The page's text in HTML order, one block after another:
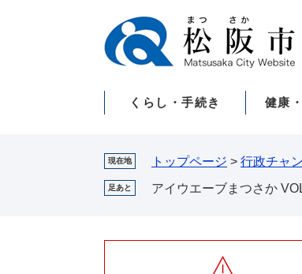
くらし・手続き 健康
現在地 トップページ > 行政チャ
足あと アイウエーブまつさか